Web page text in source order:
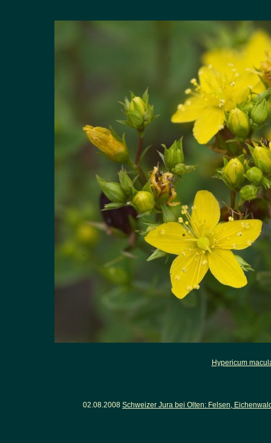
Hypericum
02.08.2008 Schweizer Jura bei Olten: Felsen,